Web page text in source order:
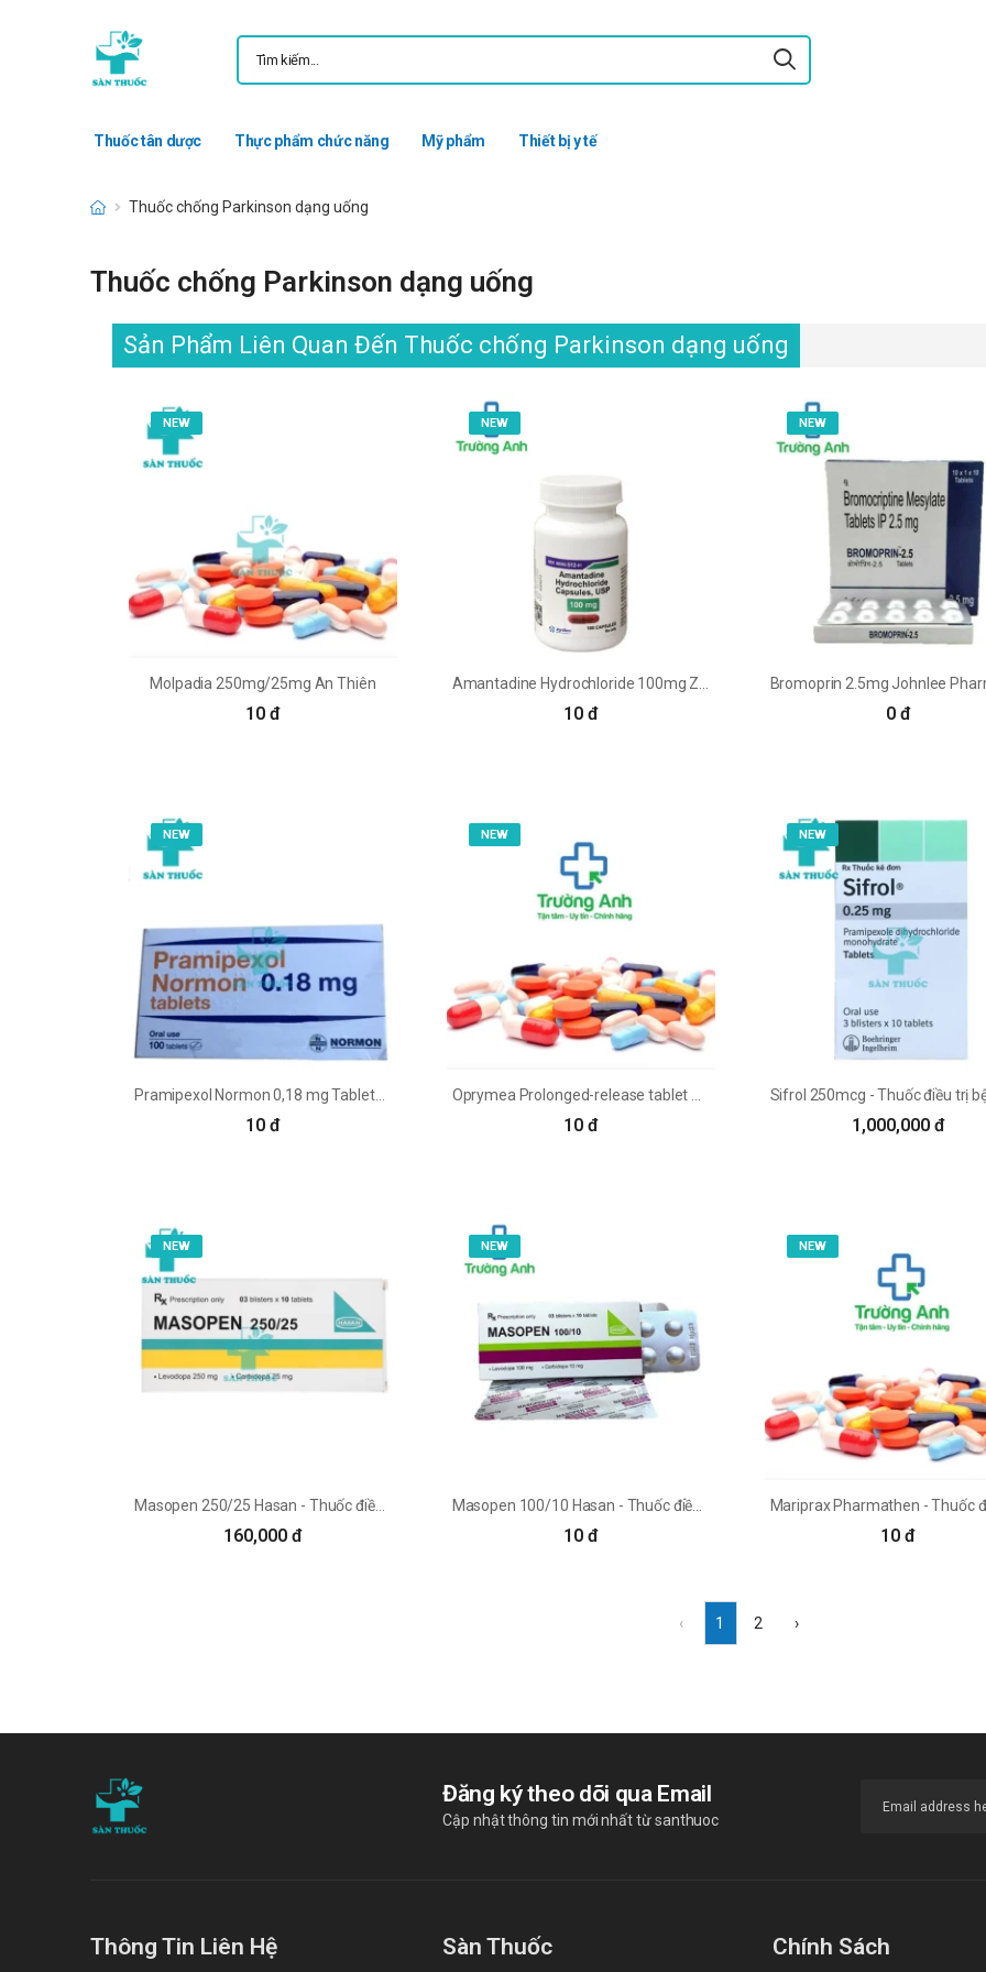
Thuốc tân dược Thực phẩm chức năng Mỹ phẩm Thiết bị y tế
Thuốc chống Parkinson dạng uống
Thuốc chống Parkinson dạng uống
Sản Phẩm Liên Quan Đến Thuốc chống Parkinson dạng uống
NEW
Molpadia 250mg/25mg An Thiên
10 đ
NEW
10 đ
NEW
0 đ
NEW
Pramipexol Normon 0,18 mg Tablets - Thuốc điều trị bệnh Parkinson
10 đ
NEW
10 đ
NEW
1,000,000 đ
NEW
Masopen 250/25 Hasan - Thuốc điều trị Parkinson hiệu quả
160,000 đ
NEW
Masopen 100/10 Hasan - Thuốc điều trị bệnh Parkingson hiệu quả
10 đ
NEW
10 đ
‹ 1 2 ›
Đăng ký theo dõi qua Email
Cập nhật thông tin mới nhất từ santhuoc
Thông Tin Liên Hệ Sàn Thuốc Chính Sách